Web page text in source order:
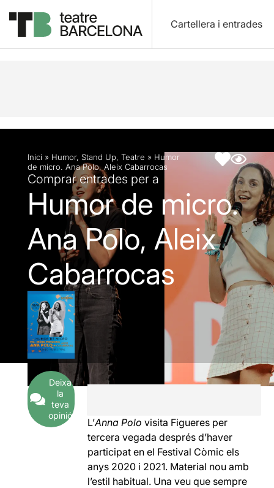
Cartellera i entrades
Descripció Fitxa artística
Inici » Humor, Stand Up, Teatre » Humor
de micro. Ana Polo, Aleix Cabarrocas
Comprar entrades per a
Humor de micro.
Ana Polo, Aleix
Cabarrocas
Deixa
la
teva
opinió
L’Anna Polo visita Figueres per
tercera vegada després d’haver
participat en el Festival Còmic els
anys 2020 i 2021. Material nou amb
l’estil habitual. Una veu que sempre